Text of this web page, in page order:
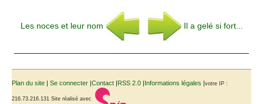
Les noces et leur nom Il a gelé si fort...
Plan du site | Se connecter |Contact |RSS 2.0 |Informations légales |votre IP :
216.73.216.131 Site réalisé avec